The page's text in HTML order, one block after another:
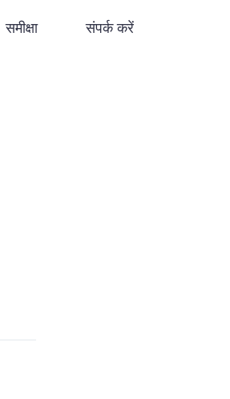
समीक्षा संपर्क करें